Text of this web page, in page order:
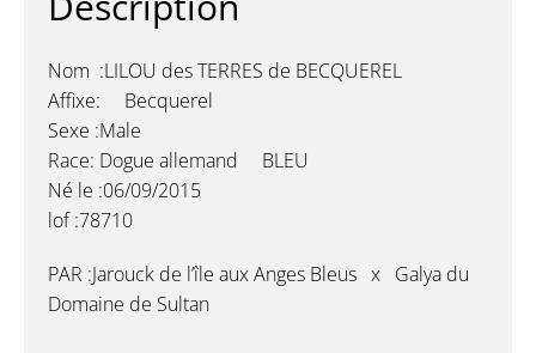
Nom :LILOU des TERRES de BECQUEREL
Affixe: Becquerel
Sexe :Male
Race: Dogue allemand BLEU
Né le :06/09/2015
lof :78710
PAR :Jarouck de l’île aux Anges Bleus x Galya du
Domaine de Sultan